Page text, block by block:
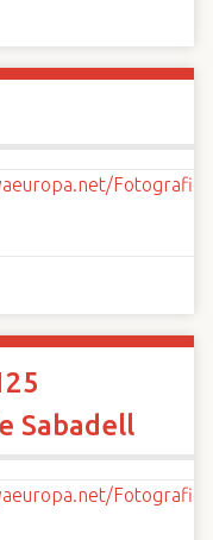
Sabadell